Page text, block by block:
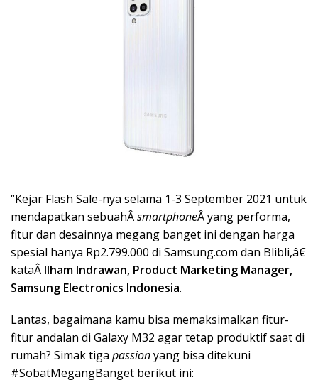
“Kejar Flash Sale-nya selama 1-3 September 2021 untuk
mendapatkan sebuahÂsmartphoneÂ yang performa,
fitur dan desainnya megang banget ini dengan harga
spesial hanya Rp2.799.000 di Samsung.com dan Blibli,â€
kataÂ Ilham Indrawan, Product Marketing Manager,
Samsung Electronics Indonesia.
Lantas, bagaimana kamu bisa memaksimalkan fitur-
fitur andalan di Galaxy M32 agar tetap produktif saat di
rumah? Simak tiga passionyang bisa ditekuni
#SobatMegangBanget berikut ini: